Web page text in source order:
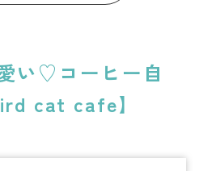
い♡コーヒー自
cat cafe】